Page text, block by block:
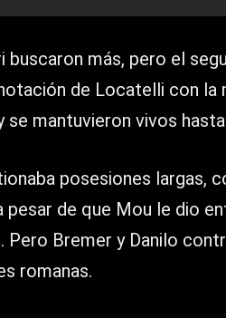
buscaron más, pero el
de Locatelli con
se mantuvieron vivos
posesiones largas,
de que Mou le dio
Pero Bremer y Danilo
romanas.